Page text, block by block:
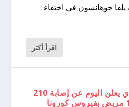
يلفا جوهانسون في اختفاء
اقرأ أكثر
المعهد الصحي الهولندي يعلن اليوم عن إصابة 210